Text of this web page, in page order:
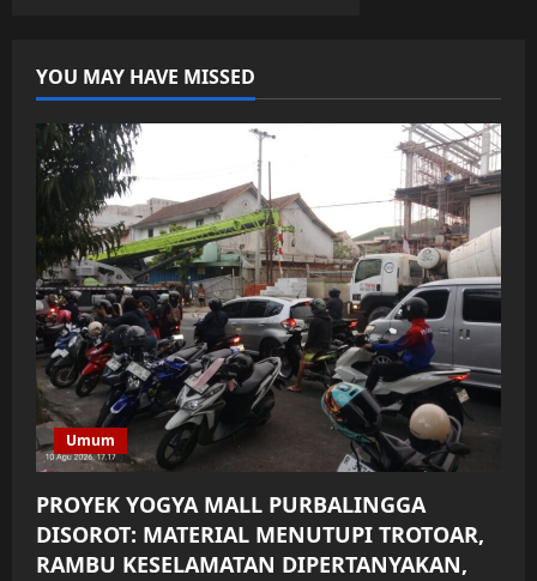
YOU MAY HAVE MISSED
Umum
PROYEK YOGYA MALL PURBALINGGA
DISOROT: MATERIAL MENUTUPI TROTOAR,
RAMBU KESELAMATAN DIPERTANYAKAN,